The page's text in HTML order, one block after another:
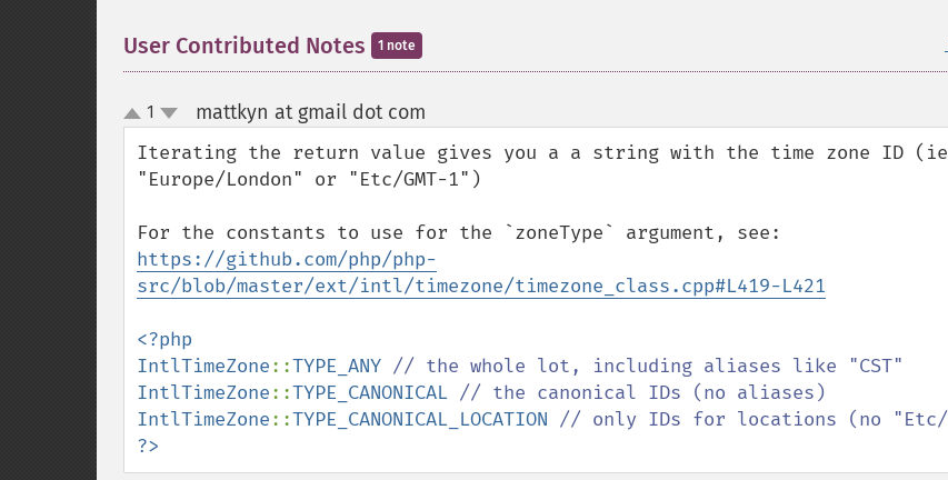
User Contributed Notes 1 note
up
down
1 mattkyn at gmail dot com
Iterating the return value gives you a a string with the time zone ID (ie
"Europe/London" or "Etc/GMT-1")
https://github.com/php/php-
src/blob/master/ext/intl/timezone/timezone_class.cpp#L419-L421
<?php
IntlTimeZone::TYPE_ANY
IntlTimeZone::TYPE_CANONICAL
IntlTimeZone::TYPE_CANONICAL_LOCATION
?>